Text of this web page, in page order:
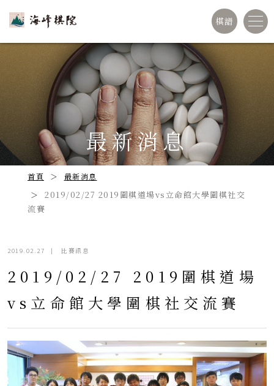
棋譜
最新消息
首頁 最新消息
2019/02/27 2019圍棋道場vs立命館大學圍棋社交
流賽
2019.02.27 | 比賽訊息
2019/02/27 2019圍棋道場
vs立命館大學圍棋社交流賽